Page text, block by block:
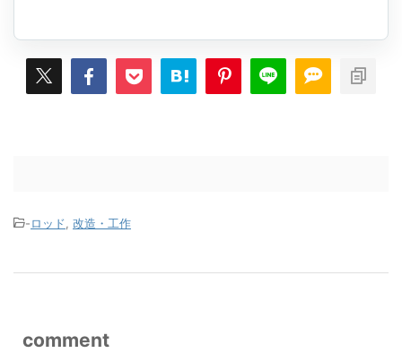
-ロッド, 改造・工作
comment